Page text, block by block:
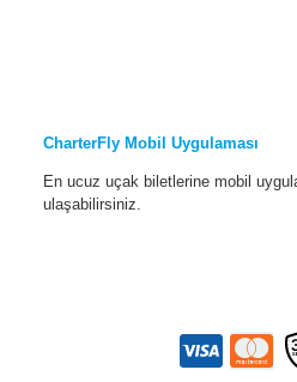
CharterFly Mobil Uygulaması
En ucuz uçak biletlerine mobil
ulaşabilirsiniz.